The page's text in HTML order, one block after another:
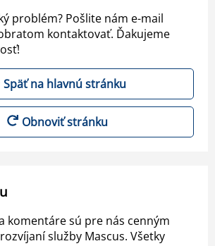
problém? Pošlite nám e-mail
kontaktovať. Ďakujeme
Späť na hlavnú stránku
Obnoviť stránku
komentáre sú pre nás cenným
služby Mascus. Všetky